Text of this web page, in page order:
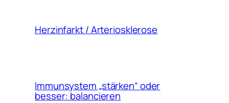
Herzinfarkt / Arteriosklerose
Immunsystem „stärken“ oder
besser: balancieren